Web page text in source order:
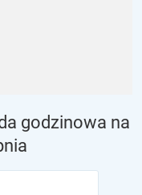
godzinowa na